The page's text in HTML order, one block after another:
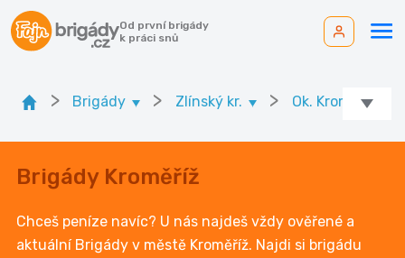
Od první brigády
k práci snů
> Brigády > Zlínský kr. > Ok. Kroměříž
Brigády Kroměříž
Chceš peníze navíc? U nás najdeš vždy ověřené a
aktuální Brigády v městě Kroměříž. Najdi si brigádu